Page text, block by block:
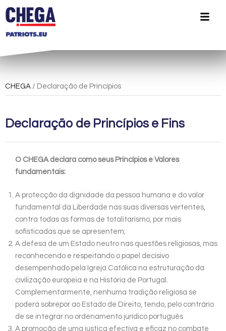
CHEGA / Declaração de Princípios
Declaração de Princípios e Fins
O CHEGA declara como seus Princípios e Valores
fundamentais:
A protecção da dignidade da pessoa humana e do valor
fundamental da Liberdade nas suas diversas vertentes,
contra todas as formas de totalitarismo, por mais
sofisticadas que se apresentem;
A defesa de um Estado neutro nas questões religiosas, mas
reconhecendo e respeitando o papel decisivo
desempenhado pela Igreja Católica na estruturação da
civilização europeia e na História de Portugal.
Complementarmente, nenhuma tradição religiosa se
poderá sobrepor ao Estado de Direito, tendo, pelo contrário
de se integrar no ordenamento jurídico português
A promoção de uma justiça efectiva e eficaz no combate